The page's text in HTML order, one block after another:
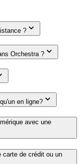
?
Orchestra ?
en ligne?
avec une
carte de crédit ou un